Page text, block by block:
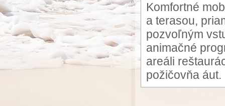
Komfortné
a terasou,
pozvoľným
animačné
areáli
požičovňa áut.